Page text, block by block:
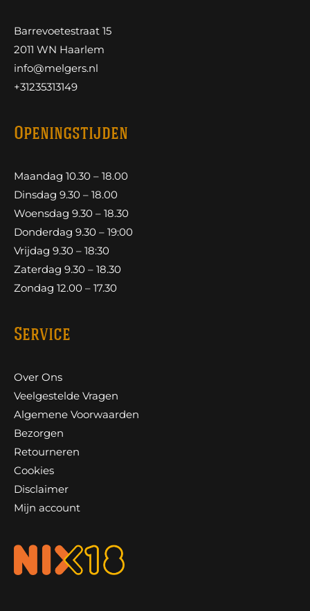
Barrevoetestraat 15
2011 WN Haarlem
info@melgers.nl
+31235313149
Openingstijden
Maandag 10.30 – 18.00
Dinsdag 9.30 – 18.00
Woensdag 9.30 – 18.30
Donderdag 9.30 – 19:00
Vrijdag 9.30 – 18:30
Zaterdag 9.30 – 18.30
Zondag 12.00 – 17.30
Service
Over Ons
Veelgestelde Vragen
Algemene Voorwaarden
Bezorgen
Retourneren
Cookies
Disclaimer
Mijn account